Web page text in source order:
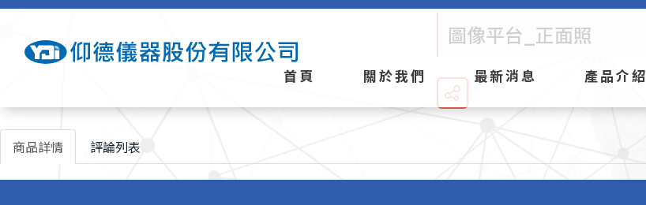
首頁 關於我們 最新消息 產品介紹
圖像平台_正面照
商品詳情 評論列表